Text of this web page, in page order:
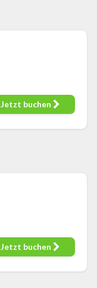
Jetzt buchen
Jetzt buchen